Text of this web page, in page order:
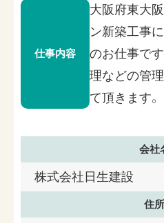
仕事内容
大阪府東大
ン新築工事
のお仕事で
理などの管
て頂きます。
会社
株式会社日生建設
住所